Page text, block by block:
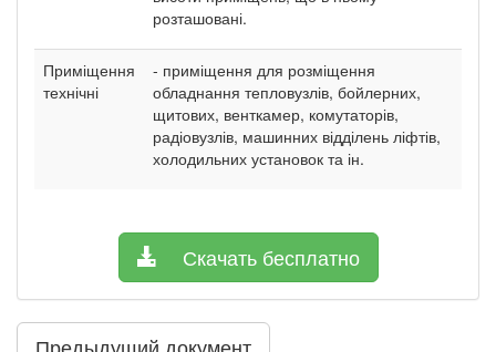
розташовані.
Приміщення
технічні
- приміщення для розміщення
обладнання тепловузлів, бойлерних,
щитових, венткамер, комутаторів,
радіовузлів, машинних відділень ліфтів,
холодильних установок та ін.
Скачать бесплатно
Предыдущий документ